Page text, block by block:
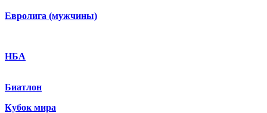
Евролига (мужчины)
НБА
Биатлон
Кубок мира